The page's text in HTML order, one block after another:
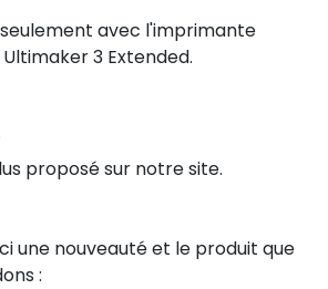
avec l'imprimante
3 Extended.
proposé sur notre site.
une nouveauté et le produit que
: